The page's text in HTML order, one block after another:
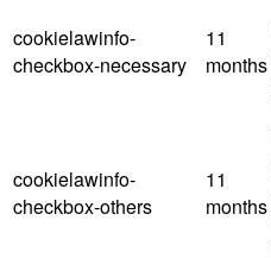
cookielawinfo-
checkbox-necessary
11
months
cookielawinfo-
checkbox-others
11
months